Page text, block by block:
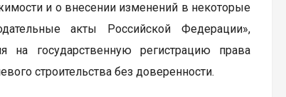
и о внесении изменений в некоторые
акты Российской Федерации»,
на государственную регистрацию права
строительства без доверенности.